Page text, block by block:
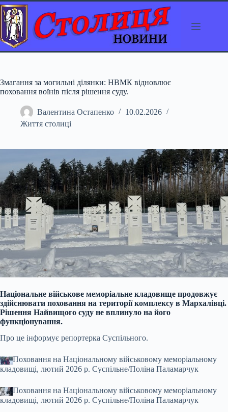
Перейти
до
вмісту
Змагання за могильні ділянки: НВМК відновлює
поховання воїнів після рішення суду.
Валентина Остапенко
10.02.2026
Життя столиці
Національне військове меморіальне кладовище продовжує
здійснювати поховання на території комплексу в Мархалівці.
Рішення Найвищого суду не вплинуло на його
функціонування.
Про це інформує репортерка Суспільного.
Поховання на Національному військовому меморіальному
кладовищі, лютий 2026 р. Cуспільне/Поліна Паламарчук
Поховання на Національному військовому меморіальному
кладовищі, лютий 2026 р. Cуспільне/Поліна Паламарчук